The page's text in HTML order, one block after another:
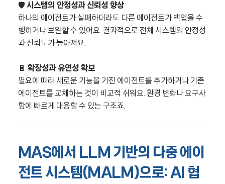
🛡️ 시스템의 안정성과 신뢰성 향상
하나의 에이전트가 실패하더라도 다른 에이전트가 백업을 수
행하거나 보완할 수 있어요. 결과적으로 전체 시스템의 안정성
과 신뢰도가 높아져요.
🔋 확장성과 유연성 확보
필요에 따라 새로운 기능을 가진 에이전트를 추가하거나 기존
에이전트를 교체하는 것이 비교적 쉬워요. 환경 변화나 요구사
항에 빠르게 대응할 수 있는 구조죠.
MAS에서 LLM 기반의 다중 에이
전트 시스템(MALM)으로: AI 협